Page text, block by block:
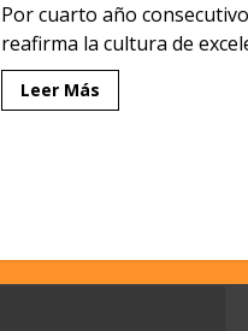
Por cuarto año
reafirma la cultura de
Leer Más